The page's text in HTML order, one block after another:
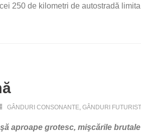
250 de kilometri de autostradă
GÂNDURI CONSONANTE, GÂNDURI
aproape grotesc, mişcările